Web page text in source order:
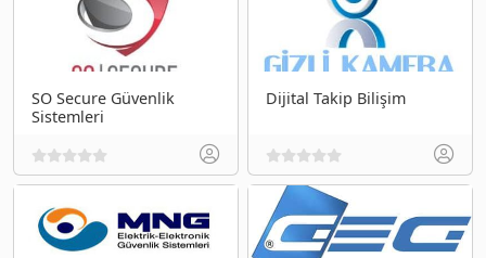
SO Secure Güvenlik
Sistemleri
Dijital Takip Bilişim